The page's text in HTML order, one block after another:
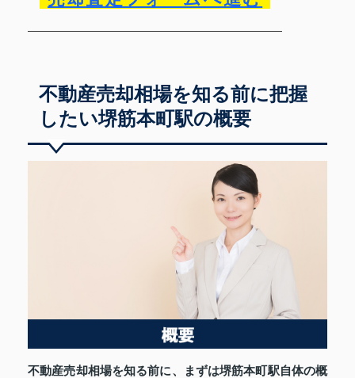
不動産売却相場を知る前に把握
したい堺筋本町駅の概要
不動産売却相場を知る前に、まずは堺筋本町駅自体の概